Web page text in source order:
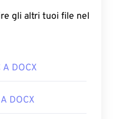
l'animazione senza
è in forma animata
gli altri tuoi file nel
A DOCX
DOCX